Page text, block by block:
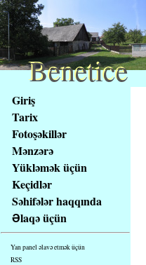
obsah
stránky
Klávesové
zkratky
tomto
webu
základní
strana
Giriş
Tarix
Fotoşəkillər
Mənzərə
Yükləmək üçün
Keçidlər
Səhifələr haqqında
Əlaqə üçün
Yan panel əlavə etmək üçün
RSS
Benetice
Benetice